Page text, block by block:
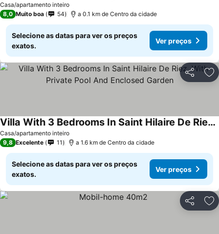
Casa/apartamento inteiro
8,0 Muito boa 54 a 0.1 km de Centro da cidade
Selecione as datas para ver os preços
exatos.
Ver preços
Partilhar
Casa/apartamento inteiro
Villa With 3 Bedrooms In Saint Hilaire De Riez, With Private Pool And Enclosed Garden
Ver preços
9,8 Excelente 11 a 1.6 km de Centro da cidade
Selecione as datas para ver os preços
exatos.
Ver preços
Partilhar